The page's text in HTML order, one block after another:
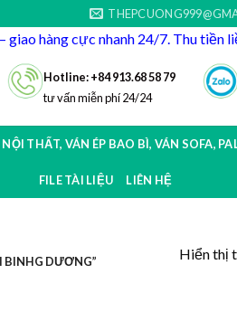
giao hàng cực nhanh 24/7. Thu tiền
Hotline: +84 913.68 58 79
tư vấn miễn phí 24/24
NỘI THẤT, VÁN ÉP BAO BÌ, VÁN SOFA,
FILE TÀI LIỆU LIÊN HỆ
BINHG DƯƠNG” Hiển thị